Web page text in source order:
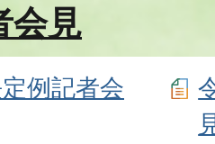
会見
例記者会